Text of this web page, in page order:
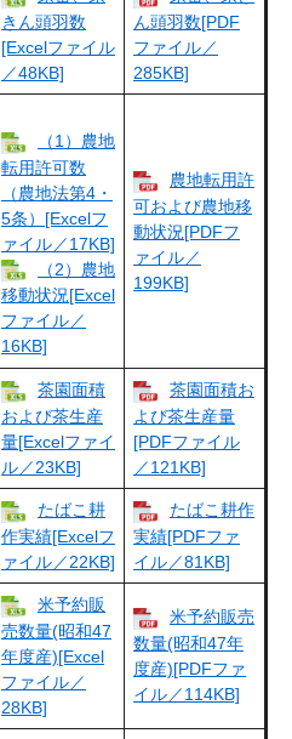
きん頭羽数
[Excelファイル
／48KB]
ん頭羽数[PDF
ファイル／
285KB]
（1）農地
転用許可数
（農地法第4・
5条）[Excelフ
ァイル／17KB]
（2）農地
移動状況[Excel
ファイル／
16KB]
農地転用許
可および農地移
動状況[PDFフ
ァイル／
199KB]
茶園面積
および茶生産
量[Excelファイ
ル／23KB]
茶園面積お
よび茶生産量
[PDFファイル
／121KB]
たばこ耕
作実績[Excelフ
ァイル／22KB]
たばこ耕作
実績[PDFファ
イル／81KB]
米予約販
売数量(昭和47
年度産)[Excel
ファイル／
28KB]
米予約販売
数量(昭和47年
度産)[PDFファ
イル／114KB]